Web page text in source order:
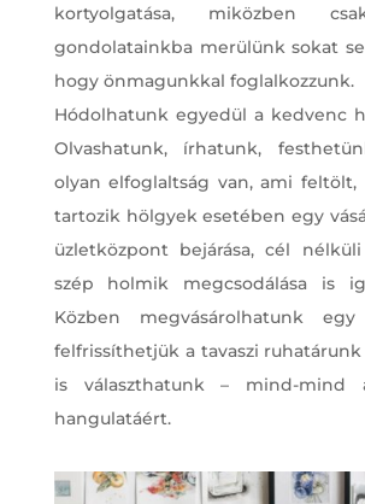
kortyolgatása, miközben
gondolatainkba merülünk sokat
hogy önmagunkkal foglalkozzunk.
Hódolhatunk egyedül a kedvenc
Olvashatunk, írhatunk,
olyan elfoglaltság van, ami feltölt,
tartozik hölgyek esetében egy
üzletközpont bejárása, cél
szép holmik megcsodálása is
Közben megvásárolhatunk
felfrissíthetjük a tavaszi
is választhatunk – mind-
hangulatáért.